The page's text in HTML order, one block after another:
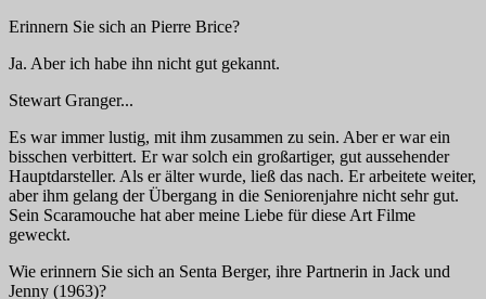
Erinnern Sie sich an Pierre Brice?
Ja. Aber ich habe ihn nicht gut gekannt.
Stewart Granger...
Es war immer lustig, mit ihm zusammen zu sein. Aber er war ein
bisschen verbittert. Er war solch ein großartiger, gut aussehender
Hauptdarsteller. Als er älter wurde, ließ das nach. Er arbeitete weiter,
aber ihm gelang der Übergang in die Seniorenjahre nicht sehr gut.
Sein Scaramouche hat aber meine Liebe für diese Art Filme
geweckt.
Wie erinnern Sie sich an Senta Berger, ihre Partnerin in Jack und
Jenny (1963)?